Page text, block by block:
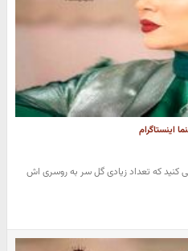
اینستاگرام
کنید که تعداد زیادی گل سر به روسری اش